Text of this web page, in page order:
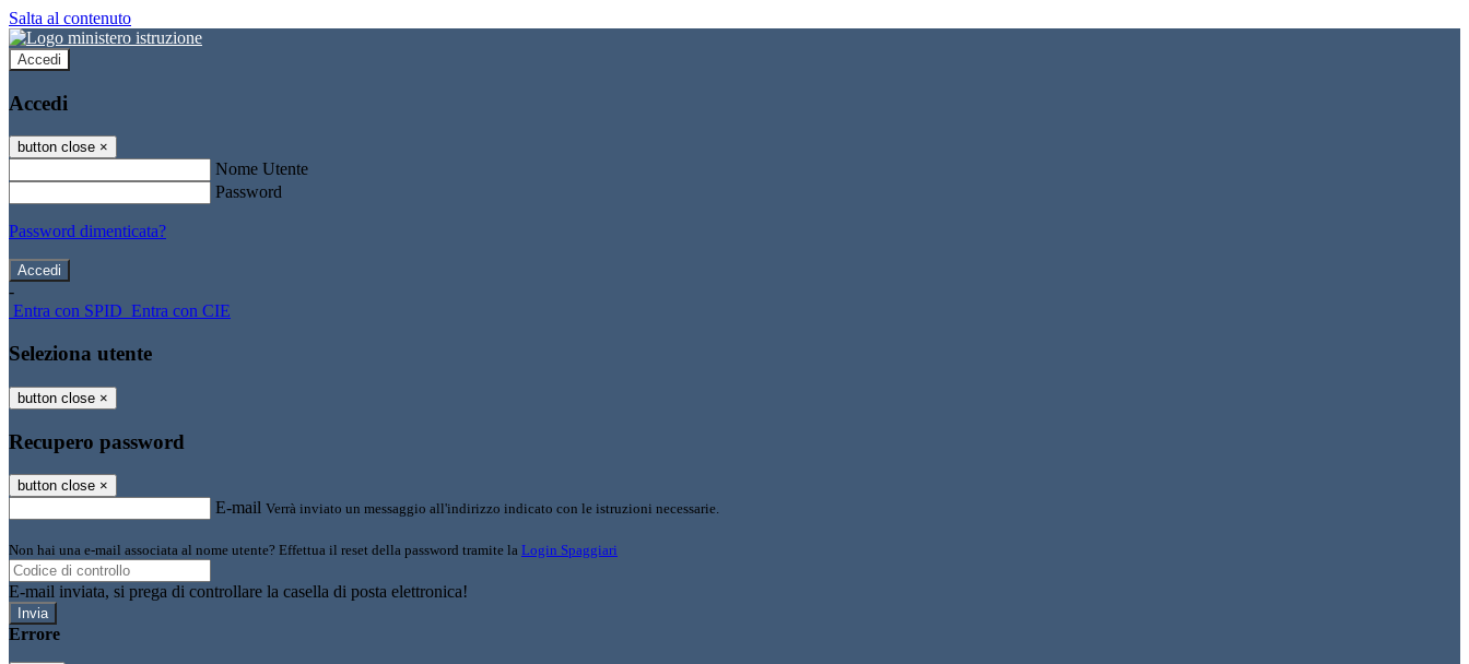
Salta al contenuto
Accedi
Accedi
button close ×
Nome Utente
Password
Password dimenticata?
-
Entra con SPID Entra con CIE
Seleziona utente
button close ×
Recupero password
button close ×
E-mail Verrà inviato un messaggio all'indirizzo indicato con le istruzioni necessarie.
Non hai una e-mail associata al nome utente? Effettua il reset della password tramite la Login Spaggiari
E-mail inviata, si prega di controllare la casella di posta elettronica!
Errore